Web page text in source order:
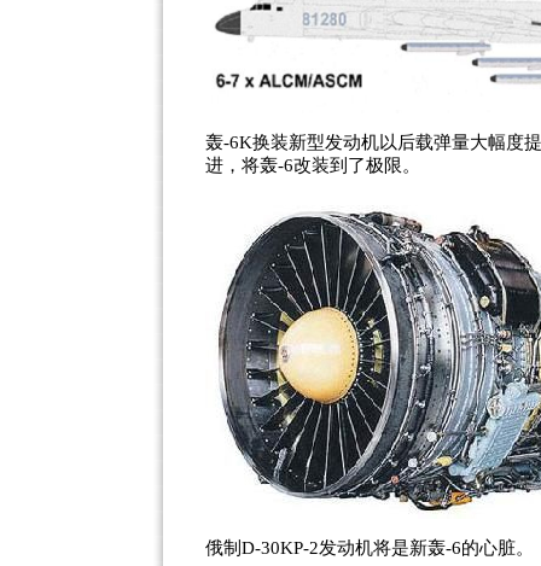
轰-6K换装新型发动机以后载弹量大幅度
进，将轰-6改装到了极限。
俄制D-30KP-2发动机将是新轰-6的心脏。